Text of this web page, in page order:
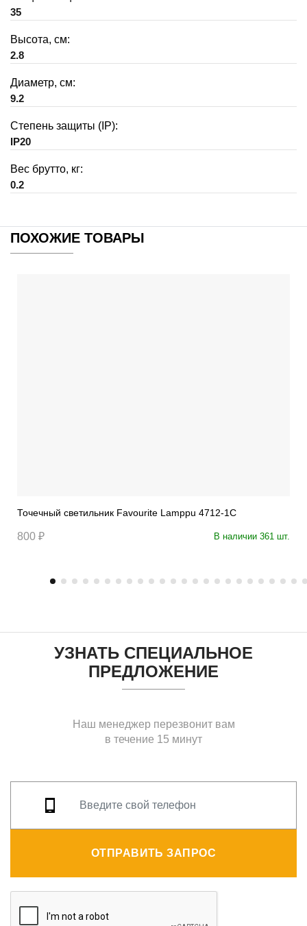
35
Высота, см:
2.8
Диаметр, см:
9.2
Степень защиты (IP):
IP20
Вес брутто, кг:
0.2
ПОХОЖИЕ ТОВАРЫ
Точечный светильник Favourite Lamppu 4712-1C
800 ₽ В наличии 361 шт.
УЗНАТЬ СПЕЦИАЛЬНОЕ
ПРЕДЛОЖЕНИЕ
Наш менеджер перезвонит вам
в течение 15 минут
ОТПРАВИТЬ ЗАПРОС